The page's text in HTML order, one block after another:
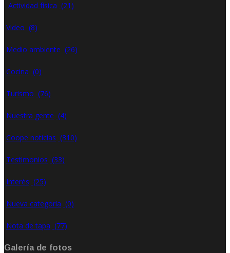
Actividad física (21)
Video (8)
Medio ambiente (26)
Cocina (0)
Turismo (76)
Nuestra gente (4)
Coope noticias (310)
Testimonios (33)
Interés (25)
Nueva categoría (0)
Nota de tapa (77)
Galería de fotos